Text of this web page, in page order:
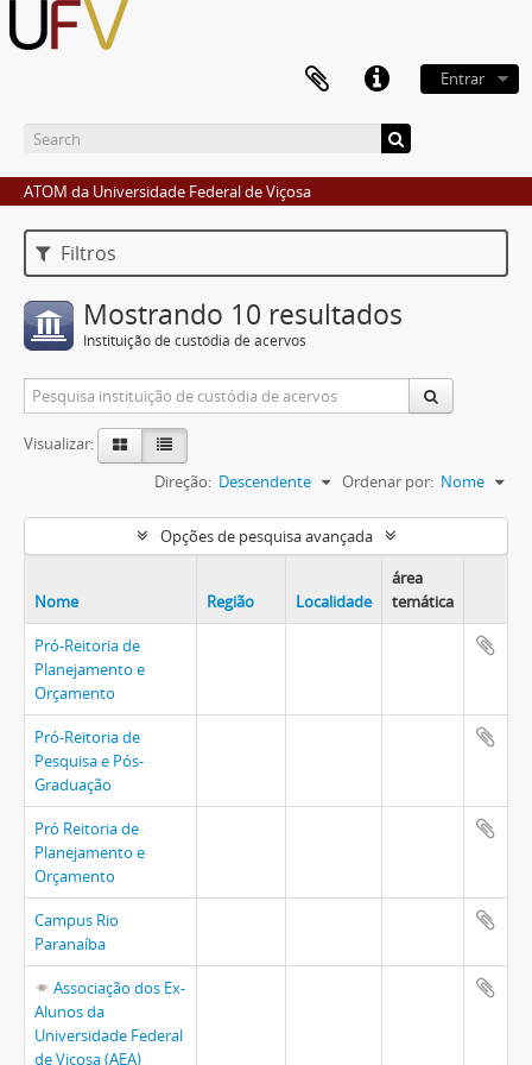
Entrar
ATOM da Universidade Federal de Viçosa
Filtros
Mostrando 10 resultados
Instituição de custódia de acervos
Visualizar:
Ordenar por: Nome
Direção: Descendente
Opções de pesquisa avançada
Nome Região Localidade
área
temática
Pró-Reitoria de
Planejamento e
Orçamento
Pró-Reitoria de
Pesquisa e Pós-
Graduação
Pró Reitoria de
Planejamento e
Orçamento
Campus Rio
Paranaíba
Associação dos Ex-
Alunos da
Universidade Federal
de Viçosa (AEA)